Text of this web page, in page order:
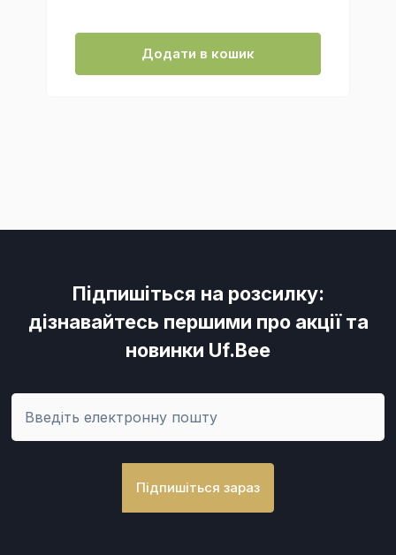
Додати в кошик
Підпишіться на розсилку:
дізнавайтесь першими про акції та
новинки Uf.Bee
Підпишіться зараз